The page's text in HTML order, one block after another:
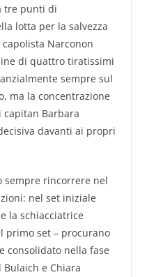
tre punti di
lotta per la salvezza
Narconon
di quattro tiratissimi
sempre sul
ma la concentrazione
Barbara
davanti ai propri
sempre rincorrere nel
nel set iniziale
la schiacciatrice
primo set – procurano
consolidato nella fase
e Chiara